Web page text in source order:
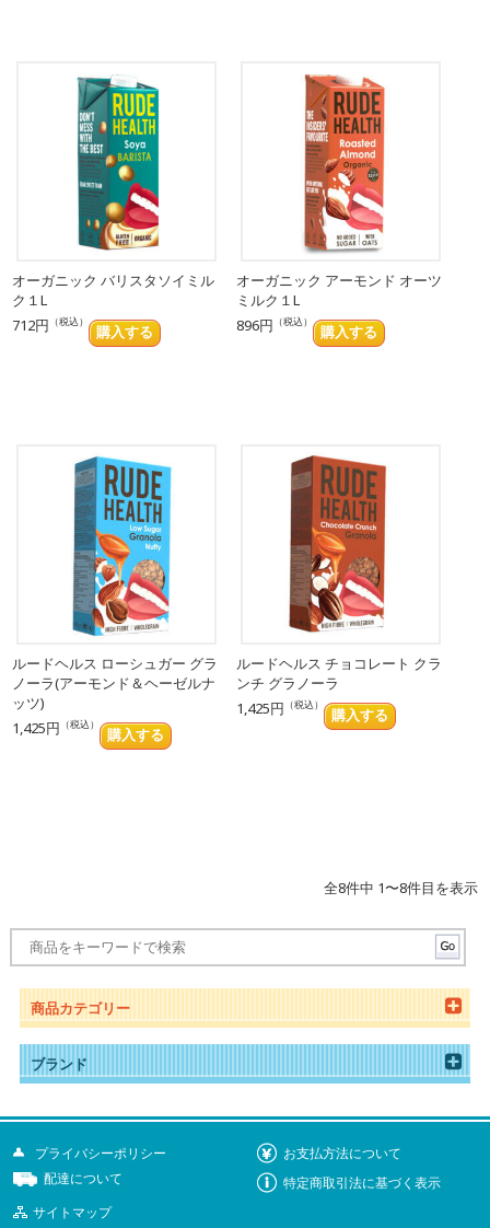
オーガニック バリスタソイミル
ク１L
712円 （税込）
オーガニック アーモンド オーツ
ミルク１L
896円 （税込）
ルードヘルス ローシュガー グラ
ノーラ(アーモンド＆ヘーゼルナ
ッツ)
1,425円 （税込）
ルードヘルス チョコレート クラ
ンチ グラノーラ
1,425円 （税込）
全8件中 1〜8件目を表示
商品カテゴリー
ブランド
プライバシーポリシー
お支払方法について
配達について
特定商取引法に基づく表示
サイトマップ